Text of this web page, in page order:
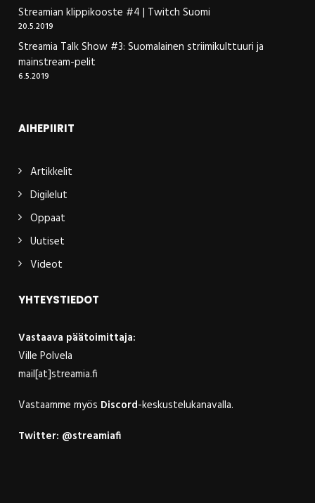
Streamian klippikooste #4 | Twitch Suomi
20.5.2019
Streamia Talk Show #3: Suomalainen striimikulttuuri ja
mainstream-pelit
6.5.2019
AIHEPIIRIT
Artikkelit
Digilelut
Oppaat
Uutiset
Videot
YHTEYSTIEDOT
Vastaava päätoimittaja:
Ville Polvela
mail[at]streamia.fi
Vastaamme myös Discord-keskustelukanavalla.
Twitter: @streamiafi